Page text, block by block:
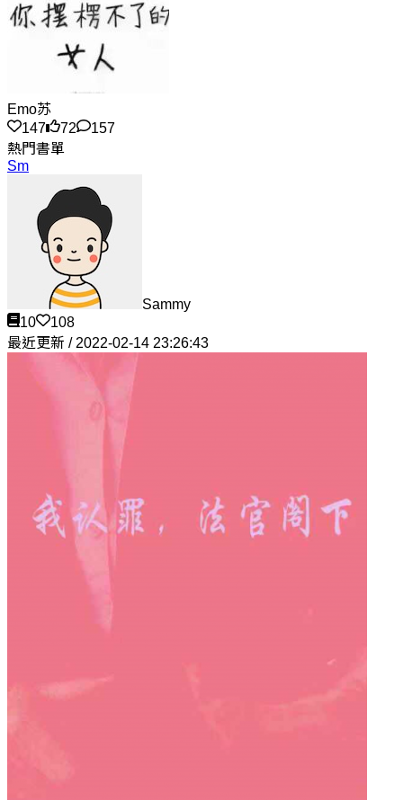
Emo苏
147
72
157
熱門書單
Sm
Sammy
10
108
最近更新 / 2022-02-14 23:26:43